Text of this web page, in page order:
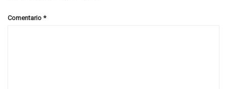
Comentario *